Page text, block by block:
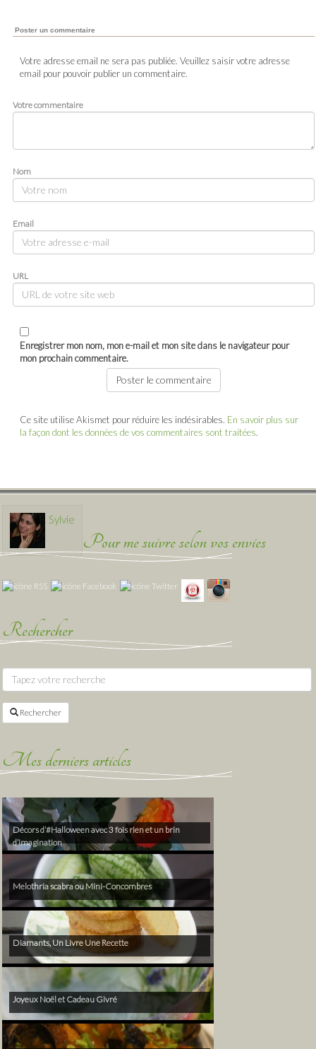
Poster un commentaire
Votre adresse email ne sera pas publiée. Veuillez saisir votre adresse
email pour pouvoir publier un commentaire.
Votre commentaire
Nom
Email
URL
Enregistrer mon nom, mon e-mail et mon site dans le navigateur pour
mon prochain commentaire.
Ce site utilise Akismet pour réduire les indésirables. En savoir plus sur
la façon dont les données de vos commentaires sont traitées.
Sylvie
Pour me suivre selon vos envies
Rechercher
Rechercher
Mes derniers articles
Décors d’#Halloween avec 3 fois rien et un brin
d’imagination
Melothria scabra ou Mini-Concombres
Diamants, Un Livre Une Recette
Joyeux Noël et Cadeau Givré